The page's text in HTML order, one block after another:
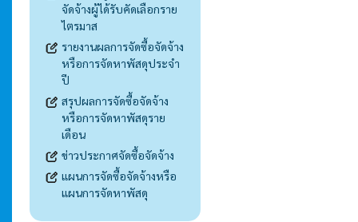
จัดจ้างผู้ได้รับคัดเลือกราย
ไตรมาส
รายงานผลการจัดซื้อจัดจ้าง
หรือการจัดหาพัสดุประจำ
ปี
สรุปผลการจัดซื้อจัดจ้าง
หรือการจัดหาพัสดุราย
เดือน
ข่าวประกาศจัดซื้อจัดจ้าง
แผนการจัดซื้อจัดจ้างหรือ
แผนการจัดหาพัสดุ